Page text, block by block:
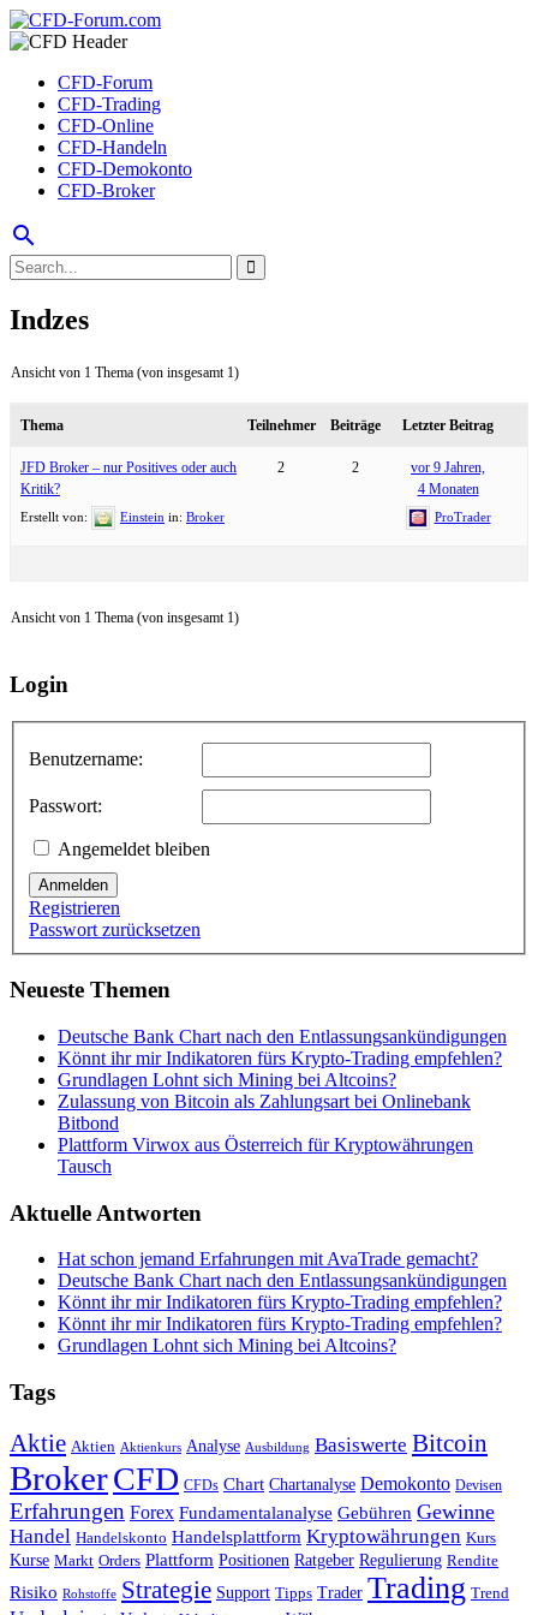
CFD-Forum
CFD-Trading
CFD-Online
CFD-Handeln
CFD-Demokonto
CFD-Broker
search
Indzes
Ansicht von 1 Thema (von insgesamt 1)
Thema Teilnehmer Beiträge Letzter Beitrag
JFD Broker – nur Positives oder auch
Kritik?
Erstellt von: Einstein in: Broker
2 2
vor 9 Jahren,
4 Monaten
ProTrader
Ansicht von 1 Thema (von insgesamt 1)
Login
Benutzername:
Passwort:
Angemeldet bleiben
Anmelden
Registrieren
Passwort zurücksetzen
Neueste Themen
Deutsche Bank Chart nach den Entlassungsankündigungen
Könnt ihr mir Indikatoren fürs Krypto-Trading empfehlen?
Grundlagen Lohnt sich Mining bei Altcoins?
Zulassung von Bitcoin als Zahlungsart bei Onlinebank
Bitbond
Plattform Virwox aus Österreich für Kryptowährungen
Tausch
Aktuelle Antworten
Hat schon jemand Erfahrungen mit AvaTrade gemacht?
Deutsche Bank Chart nach den Entlassungsankündigungen
Könnt ihr mir Indikatoren fürs Krypto-Trading empfehlen?
Könnt ihr mir Indikatoren fürs Krypto-Trading empfehlen?
Grundlagen Lohnt sich Mining bei Altcoins?
Tags
Aktie Aktien Aktienkurs Analyse Ausbildung Basiswerte Bitcoin
BrokerCFD CFDs Chart Chartanalyse Demokonto Devisen
Erfahrungen Forex Fundamentalanalyse Gebühren Gewinne
Handel Handelskonto Handelsplattform Kryptowährungen Kurs
Kurse Markt Orders Plattform Positionen Ratgeber Regulierung Rendite
Risiko Rohstoffe Strategie Support Tipps Trader Trading Trend